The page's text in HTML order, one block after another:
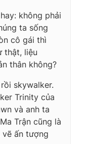
không phải
ta sống
cô gái thì
thật, liệu
thân không?
skywalker.
Trinity của
và anh ta
Trận cũng là
ấn tượng